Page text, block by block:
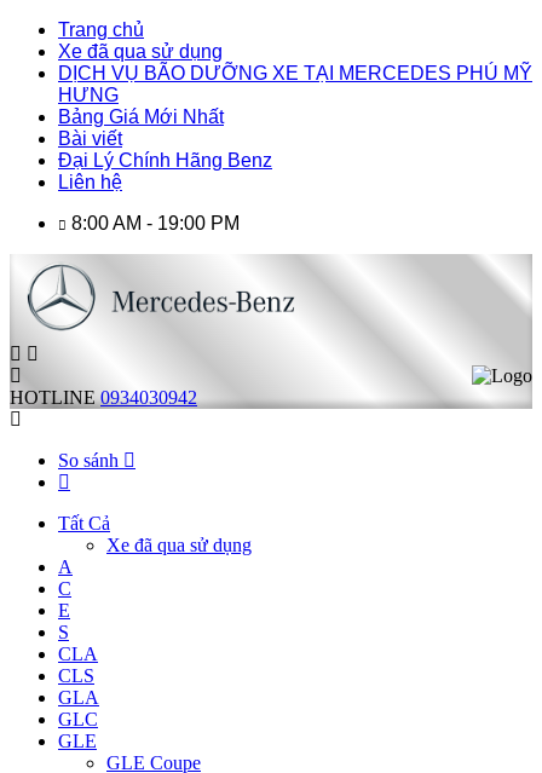
Trang chủ
Xe đã qua sử dụng
DỊCH VỤ BÃO DƯỠNG XE TẠI MERCEDES PHÚ MỸ
HƯNG
Bảng Giá Mới Nhất
Bài viết
Đại Lý Chính Hãng Benz
Liên hệ
8:00 AM - 19:00 PM
HOTLINE0934030942
So sánh
Tất Cả
Xe đã qua sử dụng
A
C
E
S
CLA
CLS
GLA
GLC
GLE
GLE Coupe